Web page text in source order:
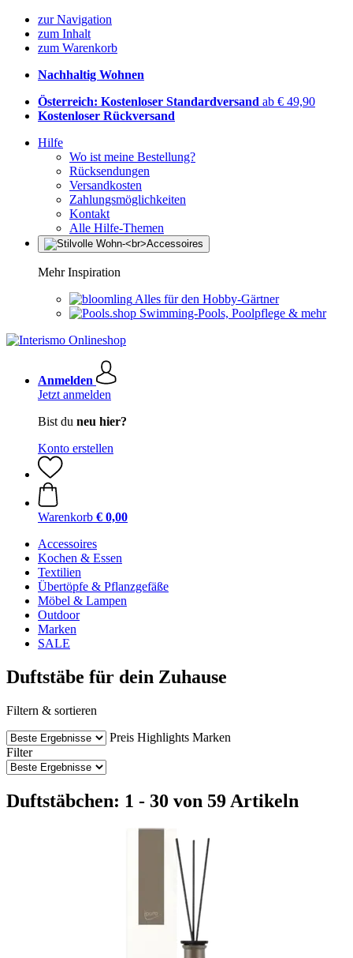
zur Navigation
zum Inhalt
zum Warenkorb
Nachhaltig Wohnen
Österreich: Kostenloser Standardversand ab € 49,90
Kostenloser Rückversand
Hilfe
Wo ist meine Bestellung?
Rücksendungen
Versandkosten
Zahlungsmöglichkeiten
Kontakt
Alle Hilfe-Themen
Mehr Inspiration
Alles für den Hobby-Gärtner
Swimming-Pools, Poolpflege & mehr
Anmelden
Jetzt anmelden
Bist du neu hier?
Konto erstellen
Warenkorb € 0,00
Accessoires
Kochen & Essen
Textilien
Übertöpfe & Pflanzgefäße
Möbel & Lampen
Outdoor
Marken
SALE
Duftstäbe für dein Zuhause
Filtern & sortieren
Preis Highlights Marken
Filter
Duftstäbchen: 1 - 30 von 59 Artikeln